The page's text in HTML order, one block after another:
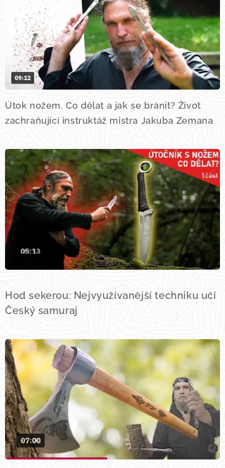
Útok nožem. Co dělat a jak se bránit? Život
zachraňující instruktáž mistra Jakuba Zemana
Hod sekerou: Nejvyužívanější techniku učí
Český samuraj